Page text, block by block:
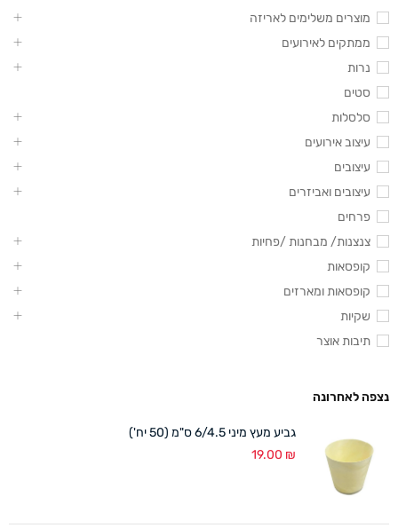
מוצרים משלימים לאריזה
ממתקים לאירועים
נרות
סטים
סלסלות
עיצוב אירועים
עיצובים
עיצובים ואביזרים
פרחים
צנצנות/ מבחנות /פחיות
קופסאות
קופסאות ומארזים
שקיות
תיבות אוצר
נצפה לאחרונה
גביע מעץ מיני 6/4.5 ס"מ (50 יח')
19.00 ₪